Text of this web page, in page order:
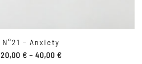
N°21 – Anxiety
20,00 € – 40,00 €